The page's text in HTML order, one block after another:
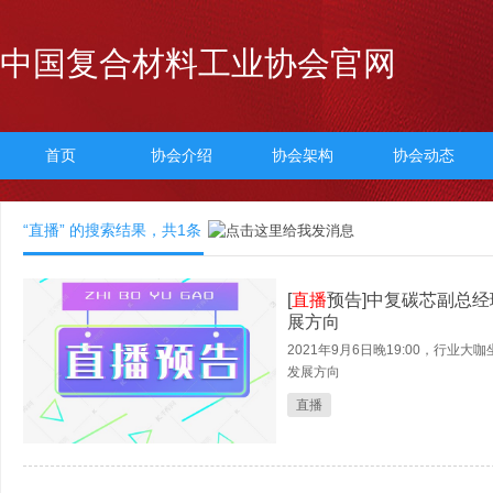
中国复合材料工业协会官网
首页 协会介绍 协会架构 协会动态
“直播” 的搜索结果，共1条
[直播预告]中复碳芯副总
展方向
2021年9月6日晚19:00，行业大咖
发展方向
直播